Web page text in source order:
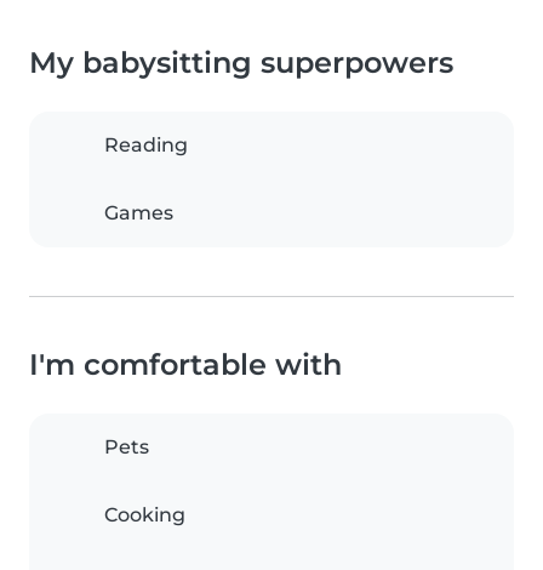
My babysitting superpowers
Reading
Games
I'm comfortable with
Pets
Cooking